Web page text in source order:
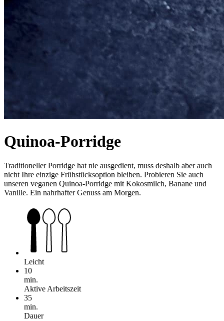
Quinoa-Porridge
Traditioneller Porridge hat nie ausgedient, muss deshalb aber auch
nicht Ihre einzige Frühstücksoption bleiben. Probieren Sie auch
unseren veganen Quinoa-Porridge mit Kokosmilch, Banane und
Vanille. Ein nahrhafter Genuss am Morgen.
Leicht
10
min.
Aktive Arbeitszeit
35
min.
Dauer